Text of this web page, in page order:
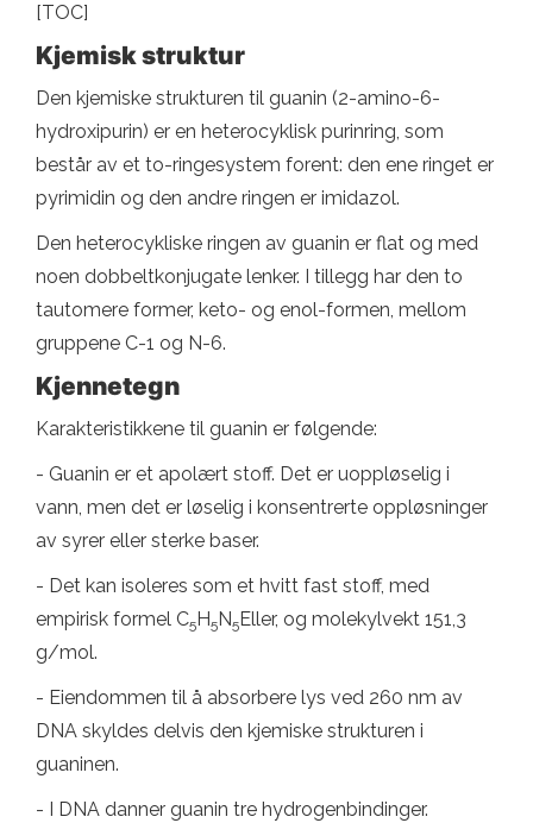
[TOC]
Kjemisk struktur
Den kjemiske strukturen til guanin (2-amino-6-
hydroxipurin) er en heterocyklisk purinring, som
består av et to-ringesystem forent: den ene ringet er
pyrimidin og den andre ringen er imidazol.
Den heterocykliske ringen av guanin er flat og med
noen dobbeltkonjugate lenker. I tillegg har den to
tautomere former, keto- og enol-formen, mellom
gruppene C-1 og N-6.
Kjennetegn
Karakteristikkene til guanin er følgende:
- Guanin er et apolært stoff. Det er uoppløselig i
vann, men det er løselig i konsentrerte oppløsninger
av syrer eller sterke baser.
- Det kan isoleres som et hvitt fast stoff, med
empirisk formel C5H5N5Eller, og molekylvekt 151,3
g/mol.
- Eiendommen til å absorbere lys ved 260 nm av
DNA skyldes delvis den kjemiske strukturen i
guaninen.
- I DNA danner guanin tre hydrogenbindinger.